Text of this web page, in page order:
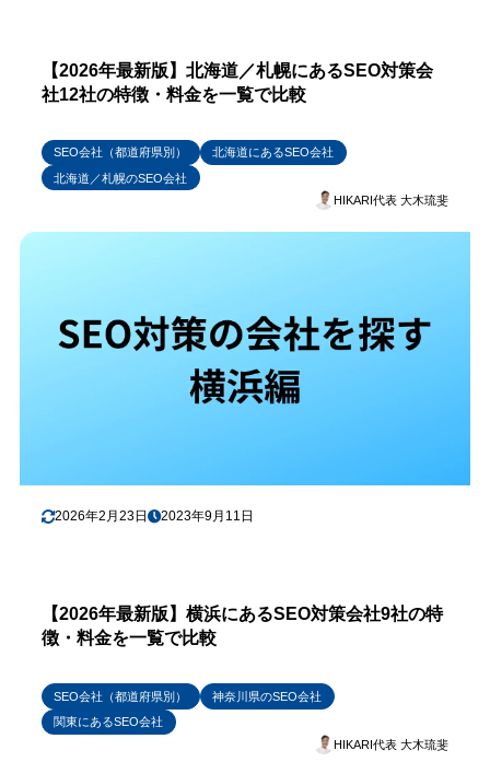
【2026年最新版】北海道／札幌にあるSEO対策会
社12社の特徴・料金を一覧で比較
SEO会社（都道府県別）
北海道にあるSEO会社
北海道／札幌のSEO会社
HIKARI代表 大木琉斐
2026年2月23日 2023年9月11日
【2026年最新版】横浜にあるSEO対策会社9社の特
徴・料金を一覧で比較
SEO会社（都道府県別）
神奈川県のSEO会社
関東にあるSEO会社
HIKARI代表 大木琉斐